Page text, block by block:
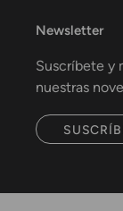
Newsletter
Suscríbete y
nuestras